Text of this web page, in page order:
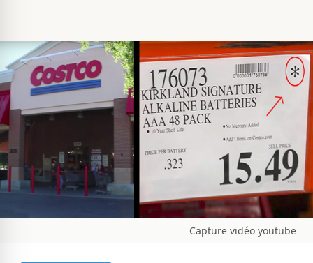
Capture vidéo youtube